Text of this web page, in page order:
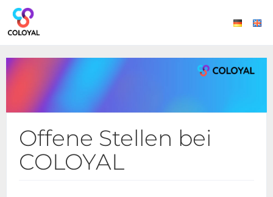
Offene Stellen bei
COLOYAL